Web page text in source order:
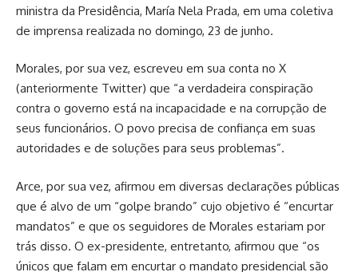
ministra da Presidência, María Nela Prada, em uma coletiva
de imprensa realizada no domingo, 23 de junho.
Morales, por sua vez, escreveu em sua conta no X
(anteriormente Twitter) que “a verdadeira conspiração
contra o governo está na incapacidade e na corrupção de
seus funcionários. O povo precisa de confiança em suas
autoridades e de soluções para seus problemas”.
Arce, por sua vez, afirmou em diversas declarações públicas
que é alvo de um “golpe brando” cujo objetivo é “encurtar
mandatos” e que os seguidores de Morales estariam por
trás disso. O ex-presidente, entretanto, afirmou que “os
únicos que falam em encurtar o mandato presidencial são